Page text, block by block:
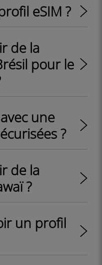
eSIM ?
de la
pour le
une
?
de la
?
un profil